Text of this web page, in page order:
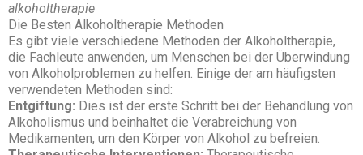
alkoholtherapie
Die Besten Alkoholtherapie Methoden
Es gibt viele verschiedene Methoden der Alkoholtherapie,
die Fachleute anwenden, um Menschen bei der Überwindung
von Alkoholproblemen zu helfen. Einige der am häufigsten
verwendeten Methoden sind:
Entgiftung: Dies ist der erste Schritt bei der Behandlung von
Alkoholismus und beinhaltet die Verabreichung von
Medikamenten, um den Körper von Alkohol zu befreien.